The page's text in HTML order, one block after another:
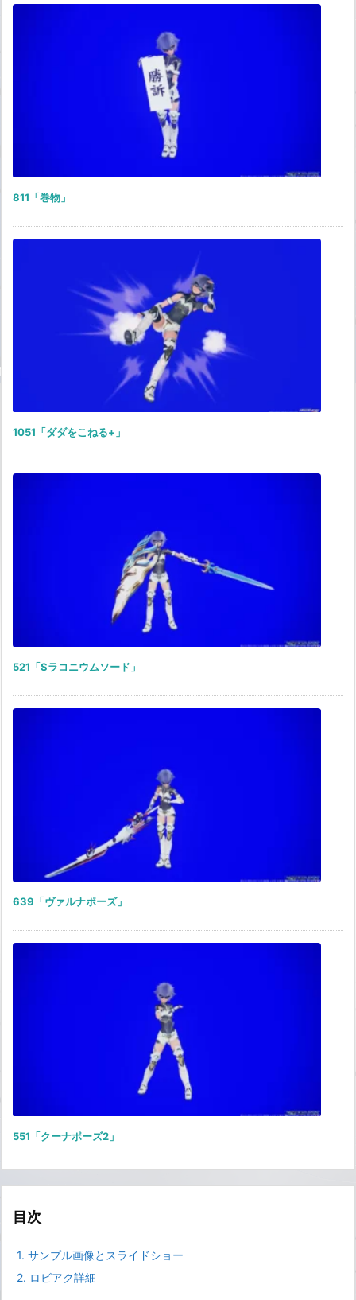
811「巻物」
1051「ダダをこねる+」
521「Sラコニウムソード」
639「ヴァルナポーズ」
551「クーナポーズ2」
目次
1. サンプル画像とスライドショー
2. ロビアク詳細